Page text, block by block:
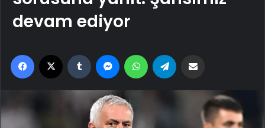
devam ediyor
Facebook Tumblr MessengerWhatsApp